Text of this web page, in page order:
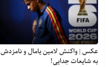
عکس | واکنش لامین یامال و نامزدش
به شایعات جدایی!